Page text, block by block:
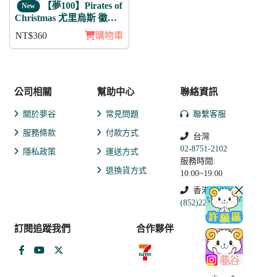
New 【夢100】Pirates of
Christmas 尤里烏斯 徽章3
NT$360 購物車
公司相關
關於夢谷
服務條款
隱私政策
幫助中心
常見問題
付款方式
運送方式
退換貨方式
聯絡資訊
聯繫客服
台灣
02-8751-2102
服務時間:
10:00~19:00
香港
(852)2250-9311
訂閱追蹤我們 合作夥伴